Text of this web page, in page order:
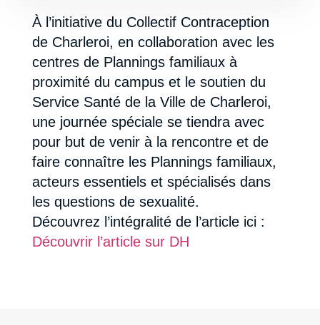
À l’initiative du Collectif Contraception
de Charleroi, en collaboration avec les
centres de Plannings familiaux à
proximité du campus et le soutien du
Service Santé de la Ville de Charleroi,
une journée spéciale se tiendra avec
pour but de venir à la rencontre et de
faire connaître les Plannings familiaux,
acteurs essentiels et spécialisés dans
les questions de sexualité.
Découvrez l’intégralité de l’article ici :
Découvrir l’article sur DH